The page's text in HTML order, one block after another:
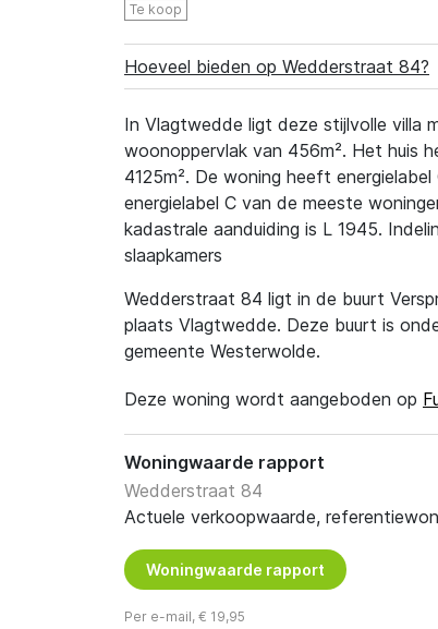
Te koop
Hoeveel bieden op Wedderstraat 84?
In Vlagtwedde ligt deze stijlvolle villa
woonoppervlak van 456m². Het huis
4125m². De woning heeft
energielabel C van de meeste
kadastrale aanduiding is L 1945.
slaapkamers
Wedderstraat 84 ligt in de buurt
plaats Vlagtwedde. Deze buurt is
gemeente Westerwolde.
Deze woning wordt aangeboden op
Woningwaarde rapport
Wedderstraat 84
Actuele verkoopwaarde,
Woningwaarde rapport
Per e-mail, € 19,95